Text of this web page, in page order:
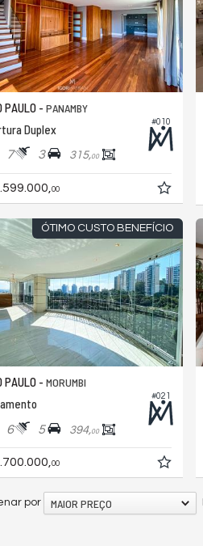
#010
PAULO - PANAMBY
Duplex
7 3 315,00
00
ÓTIMO CUSTO BENEFÍCIO
#021
PAULO - MORUMBI
6 5 394,00
00
por MAIOR PREÇO